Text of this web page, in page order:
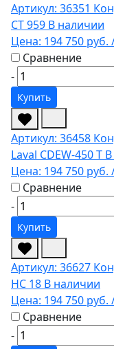
Артикул: 36351
CT 959 В наличии
Цена: 194 750 руб.
Сравнение
-
Купить
Артикул: 36458
Laval CDEW-450 T
Цена: 194 750 руб.
Сравнение
-
Купить
Артикул: 36627
HC 18 В наличии
Цена: 194 750 руб.
Сравнение
-